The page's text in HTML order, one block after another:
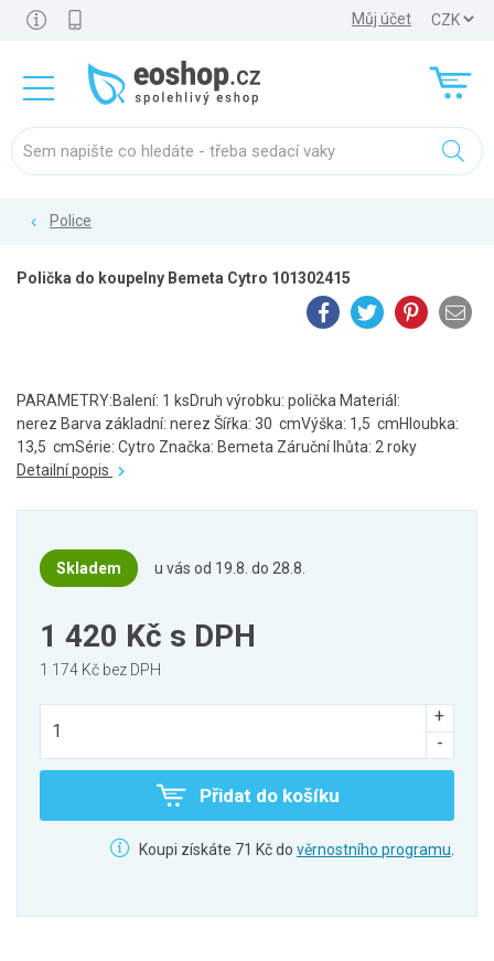
Můj účet
Police
Polička do koupelny Bemeta Cytro 101302415
PARAMETRY:Balení: 1 ksDruh výrobku: polička Materiál:
nerez Barva základní: nerez Šířka: 30 cmVýška: 1,5 cmHloubka:
13,5 cmSérie: Cytro Značka: Bemeta Záruční lhůta: 2 roky
Detailní popis
Skladem u vás od 19.8. do 28.8.
1 420 Kč s DPH
1 174 Kč bez DPH
Přidat do košíku
Koupi získáte 71 Kč do věrnostního programu